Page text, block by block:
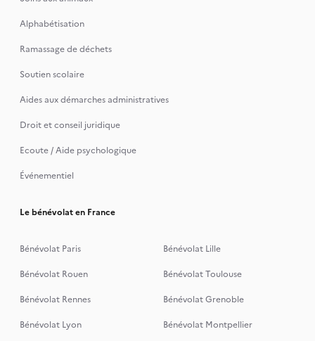
Alphabétisation
Ramassage de déchets
Soutien scolaire
Aides aux démarches administratives
Droit et conseil juridique
Ecoute / Aide psychologique
Événementiel
Le bénévolat en France
Bénévolat Paris
Bénévolat Lille
Bénévolat Rouen
Bénévolat Toulouse
Bénévolat Rennes
Bénévolat Grenoble
Bénévolat Lyon
Bénévolat Montpellier